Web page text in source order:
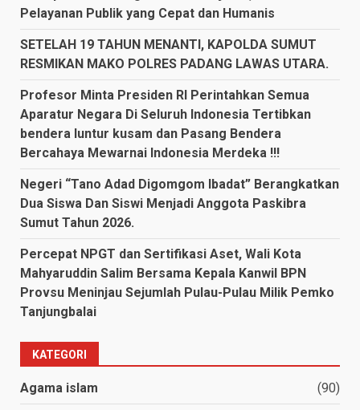
Pelayanan Publik yang Cepat dan Humanis
SETELAH 19 TAHUN MENANTI, KAPOLDA SUMUT
RESMIKAN MAKO POLRES PADANG LAWAS UTARA.
Profesor Minta Presiden RI Perintahkan Semua
Aparatur Negara Di Seluruh Indonesia Tertibkan
bendera luntur kusam dan Pasang Bendera
Bercahaya Mewarnai Indonesia Merdeka !!!
Negeri “Tano Adad Digomgom Ibadat” Berangkatkan
Dua Siswa Dan Siswi Menjadi Anggota Paskibra
Sumut Tahun 2026.
Percepat NPGT dan Sertifikasi Aset, Wali Kota
Mahyaruddin Salim Bersama Kepala Kanwil BPN
Provsu Meninjau Sejumlah Pulau-Pulau Milik Pemko
Tanjungbalai
KATEGORI
Agama islam (90)